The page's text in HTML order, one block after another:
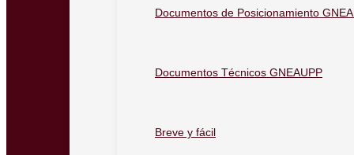
Documentos de Posicionamiento
Documentos Técnicos GNEAUPP
Breve y fácil